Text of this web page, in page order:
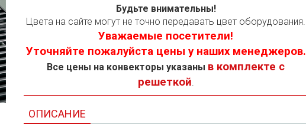
Будьте внимательны!
Цвета на сайте могут не точно передавать цвет оборудования.
Уважаемые посетители!
Уточняйте пожалуйста цены у наших менеджеров.
Все цены на конвекторы указаны в комплекте с
решеткой.
ОПИСАНИЕ